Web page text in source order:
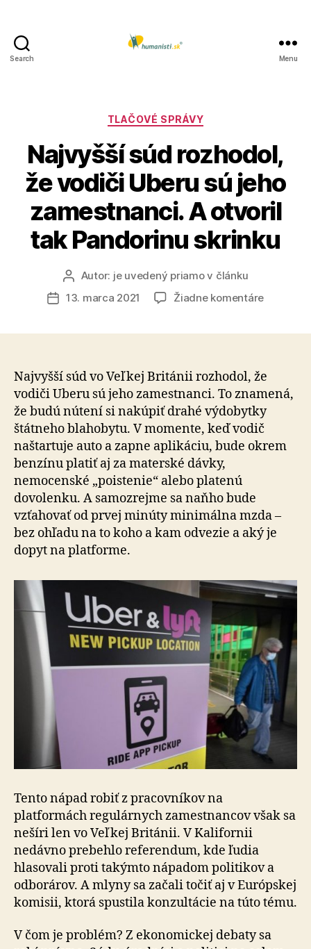
Search Menu
Kategórie
TLAČOVÉ SPRÁVY
Najvyšší súd rozhodol,
že vodiči Uberu sú jeho
zamestnanci. A otvoril
tak Pandorinu skrinku
Autor
článku
Autor: je uvedený priamo v článku
Dátum
13. marca 2021 Žiadne komentárena
vodiči
Uberu
jeho
A
skrinku
Najvyšší súd vo Veľkej Británii rozhodol, že
vodiči Uberu sú jeho zamestnanci. To znamená,
že budú nútení si nakúpiť drahé výdobytky
štátneho blahobytu. V momente, keď vodič
naštartuje auto a zapne aplikáciu, bude okrem
benzínu platiť aj za materské dávky,
nemocenské „poistenie“ alebo platenú
dovolenku. A samozrejme sa naňho bude
vzťahovať od prvej minúty minimálna mzda –
bez ohľadu na to koho a kam odvezie a aký je
dopyt na platforme.
Tento nápad robiť z pracovníkov na
platformách regulárnych zamestnancov však sa
nešíri len vo Veľkej Británii. V Kalifornii
nedávno prebehlo referendum, kde ľudia
hlasovali proti takýmto nápadom politikov a
odborárov. A mlyny sa začali točiť aj v Európskej
komisii, ktorá spustila konzultácie na túto tému.
V čom je problém? Z ekonomickej debaty sa